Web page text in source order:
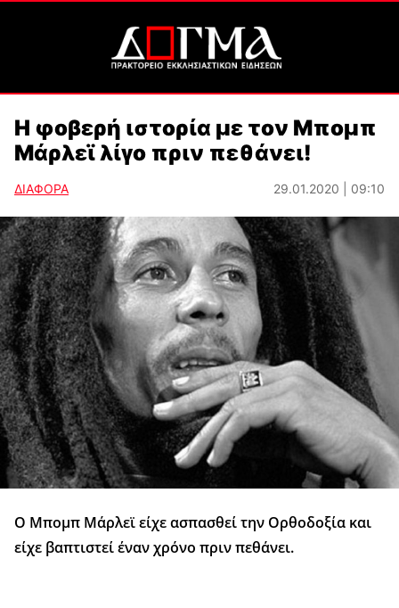
Η φοβερή ιστορία με τον Μπομπ
Μάρλεϊ λίγο πριν πεθάνει!
ΔΙΑΦΟΡΑ 29.01.2020 | 09:10
Ο Μπομπ Μάρλεϊ είχε ασπασθεί την Ορθοδοξία και
είχε βαπτιστεί έναν χρόνο πριν πεθάνει.